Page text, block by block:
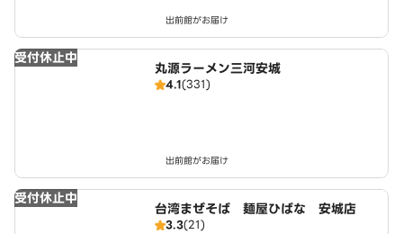
出前館がお届け
受付休止中
丸源ラーメン三河安城
4.1(331)
出前館がお届け
受付休止中
台湾まぜそば 麺屋ひばな 安城店
3.3(21)